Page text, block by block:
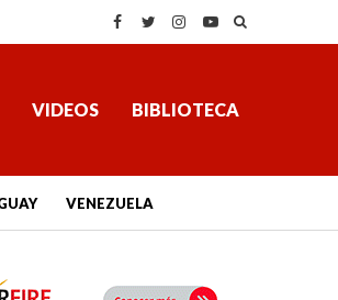
VIDEOS BIBLIOTECA
VENEZUELA